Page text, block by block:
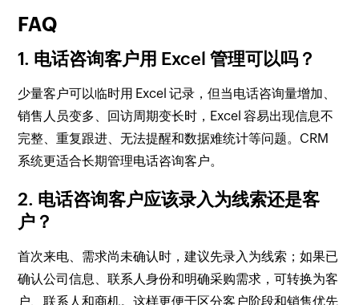
FAQ
1. 电话咨询客户用 Excel 管理可以吗？
少量客户可以临时用 Excel 记录，但当电话咨询量增加、
销售人员变多、回访周期变长时，Excel 容易出现信息不
完整、重复跟进、无法提醒和数据难统计等问题。CRM
系统更适合长期管理电话咨询客户。
2. 电话咨询客户应该录入为线索还是客
户？
首次来电、需求尚未确认时，建议先录入为线索；如果已
确认公司信息、联系人身份和明确采购需求，可转换为客
户、联系人和商机。这样更便于区分客户阶段和销售优先